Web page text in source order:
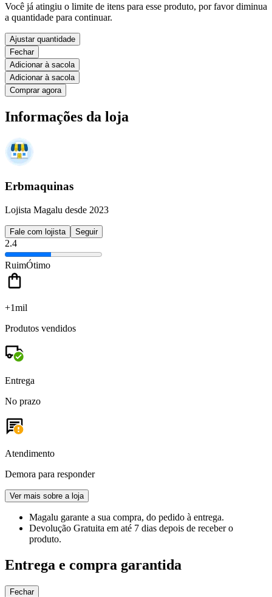
Você já atingiu o limite de itens para esse produto, por favor diminua
a quantidade para continuar.
Ajustar quantidade
Fechar
Adicionar à sacola
Adicionar à sacola
Comprar agora
Informações da loja
Erbmaquinas
Lojista Magalu desde 2023
Fale com lojista Seguir
2.4
RuimÓtimo
+1mil
Produtos vendidos
Entrega
No prazo
Atendimento
Demora para responder
Ver mais sobre a loja
Magalu garante a sua compra, do pedido à entrega.
Devolução Gratuita em até 7 dias depois de receber o
produto.
Entrega e compra garantida
Fechar